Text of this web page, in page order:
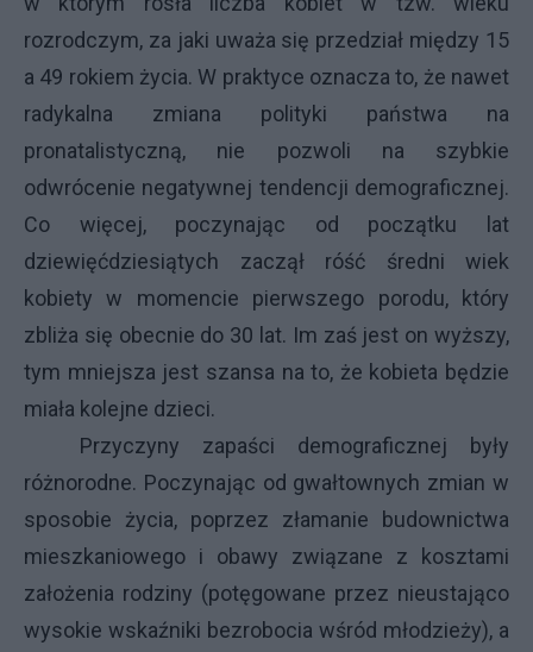
rozrodczym, za jaki uważa się przedział między 15
a 49 rokiem życia. W praktyce oznacza to, że nawet
radykalna zmiana polityki państwa na
pronatalistyczną, nie pozwoli na szybkie
odwrócenie negatywnej tendencji demograficznej.
Co więcej, poczynając od początku lat
dziewięćdziesiątych zaczął róść średni wiek
kobiety w momencie pierwszego porodu, który
zbliża się obecnie do 30 lat. Im zaś jest on wyższy,
tym mniejsza jest szansa na to, że kobieta będzie
miała kolejne dzieci.
Przyczyny zapaści demograficznej były
różnorodne. Poczynając od gwałtownych zmian w
sposobie życia, poprzez złamanie budownictwa
mieszkaniowego i obawy związane z kosztami
założenia rodziny (potęgowane przez nieustająco
wysokie wskaźniki bezrobocia wśród młodzieży), a